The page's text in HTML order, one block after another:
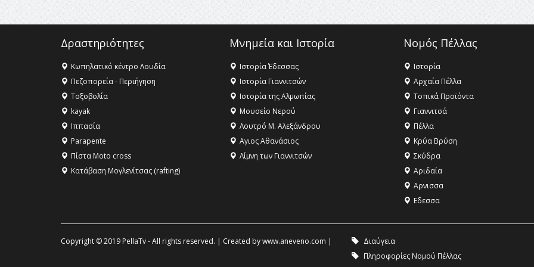
Δραστηριότητες
Κωπηλατικό κέντρο Λουδία
Πεζοπορεία - Περιήγηση
Τοξοβολία
kayak
Ιππασία
Parapente
Πίστα Moto cross
Κατάβαση Μογλενίτσας (rafting)
Μνημεία και Ιστορία
Ιστορία Έδεσσας
Ιστορία Γιαννιτσών
Ιστορία της Αλμωπίας
Μουσείο Νερού
Λουτρό Μ. Αλεξάνδρου
Αγιος Αθανάσιος
Λίμνη των Γιαννιτσών
Νομός Πέλλας
Ιστορία
Αρχαία Πέλλα
Τοπικά Προϊόντα
Γιαννιτσά
Πέλλα
Κρύα Βρύση
Σκύδρα
Αριδαία
Aρνισσα
Eδεσσα
Copyright © 2019 PellaTv - All rights reserved. | Created bywww.aneveno.com | Διαύγεια
Πληροφορίες Νομού Πέλλας